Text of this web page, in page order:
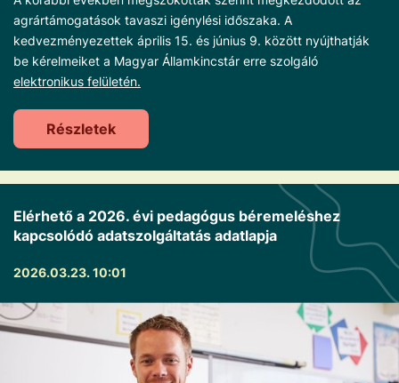
agrártámogatások tavaszi igénylési időszaka. A
kedvezményezettek április 15. és június 9. között nyújthatják
be kérelmeiket a Magyar Államkincstár erre szolgáló
elektronikus felületén.
Részletek
Elérhető a 2026. évi pedagógus béremeléshez
kapcsolódó adatszolgáltatás adatlapja
2026.03.23. 10:01